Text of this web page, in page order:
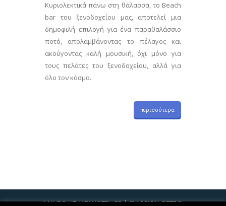
Κυριολεκτικά πάνω στη θάλασσα, το Beach
bar του ξενοδοχείου μας, αποτελεί μια
δημοφιλή επιλογή για ένα παραθαλάσσιο
ποτό, απολαμβάνοντας το πέλαγος και
ακούγοντας καλή μουσική, όχι μόνο για
τους πελάτες του ξενοδοχείου, αλλά για
όλο τον κόσμο.
περισσότερα
MAVRO LITHARI HOTEL.GR | CLASSICAL RETRO